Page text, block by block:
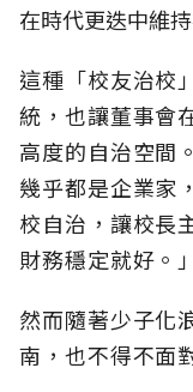
在時代更迭中維持
這種「校友治校
統，也讓董事會
高度的自治空間
幾乎都是企業家
校自治，讓校長
財務穩定就好。」
然而隨著少子化
南，也不得不面